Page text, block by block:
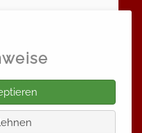
der
/